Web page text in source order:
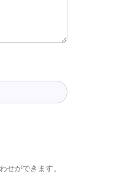
せができます。